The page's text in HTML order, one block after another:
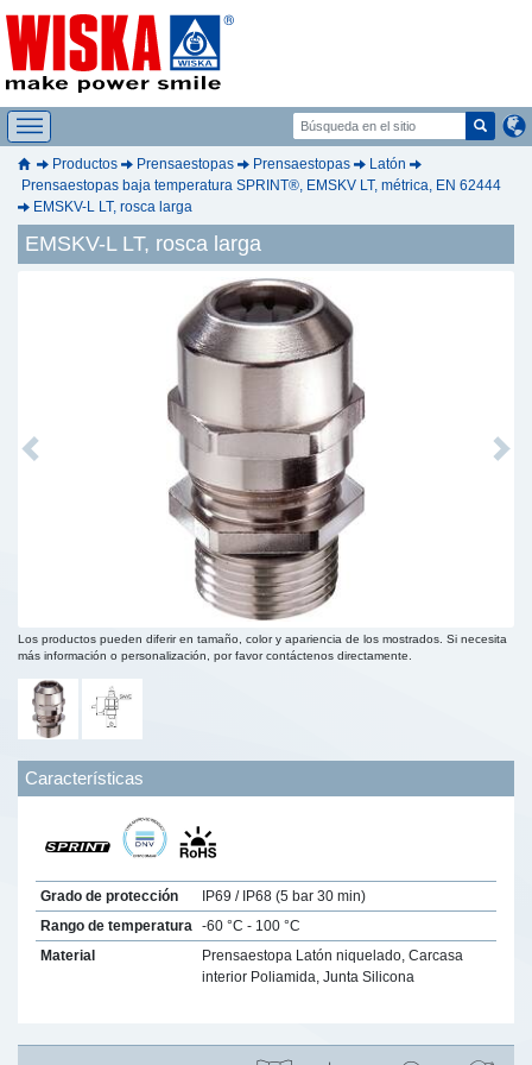
Productos Prensaestopas Prensaestopas
Latón
Prensaestopas baja temperatura SPRINT®, EMSKV LT, métrica, EN 62444
EMSKV-L LT, rosca larga
EMSKV-L LT, rosca larga
Previous Next
Los productos pueden diferir en tamaño, color y apariencia de los mostrados. Si necesita
más información o personalización, por favor contáctenos directamente.
Características
Grado de protección
IP69 / IP68 (5 bar 30 min)
Rango de temperatura
-60 °C - 100 °C
Material
Prensaestopa Latón niquelado, Carcasa
interior Poliamida, Junta Silicona